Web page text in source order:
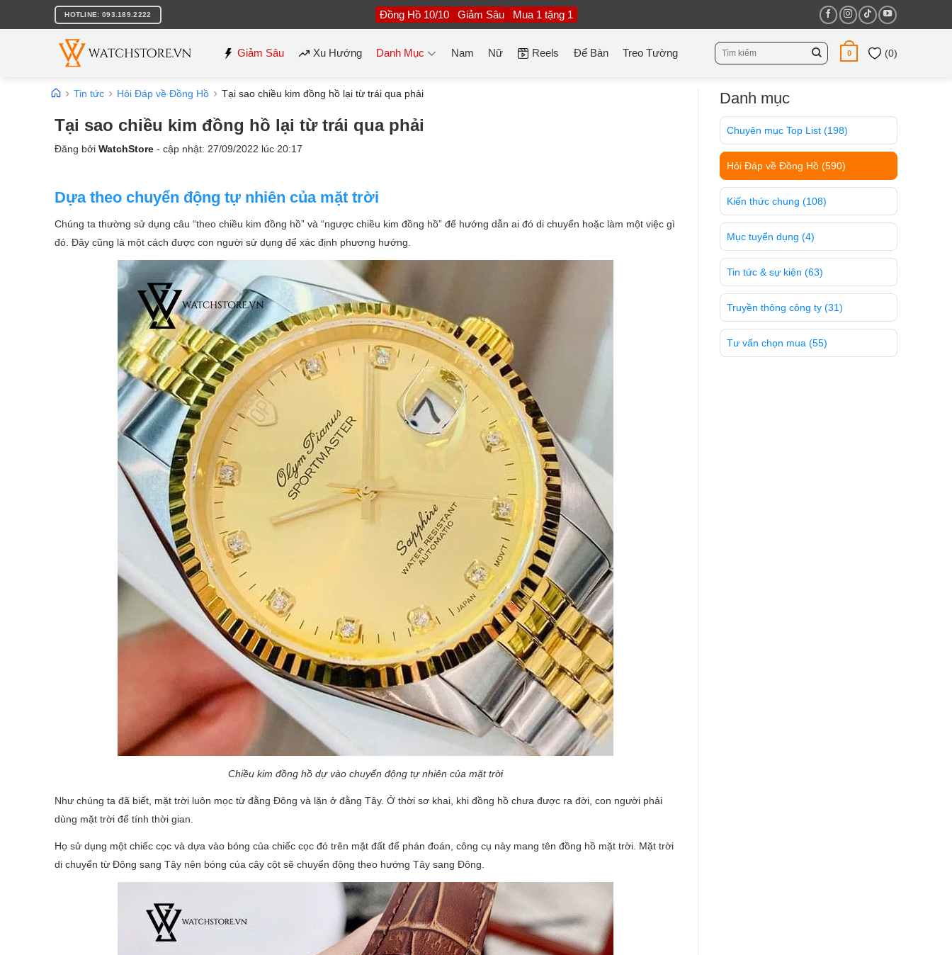
nội
HOTLINE: 093.189.2222 Đồng Hồ 10/10 Giảm Sâu Mua 1 tặng 1
Giảm Sâu Xu Hướng Danh Mục Nam Nữ Reels Để Bàn Treo Tường
Tìm
kiếm:
0 (0)
Tin tức Hỏi Đáp về Đồng Hồ Tại sao chiều kim đồng hồ lại từ trái qua phải
Tại sao chiều kim đồng hồ lại từ trái qua phải
Đăng bởi WatchStore - cập nhật: 27/09/2022 lúc 20:17
Dựa theo chuyển động tự nhiên của mặt trời
Chúng ta thường sử dụng câu “theo chiều kim đồng hồ” và “ngược chiều kim đồng hồ” để hướng dẫn ai đó di chuyển hoặc làm một việc gì
đó. Đây cũng là một cách được con người sử dụng để xác định phương hướng.
Chiều kim đồng hồ dự vào chuyển động tự nhiên của mặt trời
Như chúng ta đã biết, mặt trời luôn mọc từ đằng Đông và lặn ở đằng Tây. Ở thời sơ khai, khi đồng hồ chưa được ra đời, con người phải
dùng mặt trời để tính thời gian.
Họ sử dụng một chiếc cọc và dựa vào bóng của chiếc cọc đó trên mặt đất để phán đoán, công cụ này mang tên đồng hồ mặt trời. Mặt trời
di chuyển từ Đông sang Tây nên bóng của cây cột sẽ chuyển động theo hướng Tây sang Đông.
Danh mục
Chuyên mục Top List (198)
Hỏi Đáp về Đồng Hồ (590)
Kiến thức chung (108)
Mục tuyển dụng (4)
Tin tức & sự kiện (63)
Truyền thông công ty (31)
Tư vấn chọn mua (55)